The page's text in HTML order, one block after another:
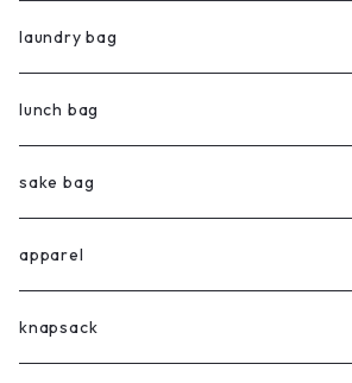
laundry bag
lunch bag
sake bag
apparel
knapsack